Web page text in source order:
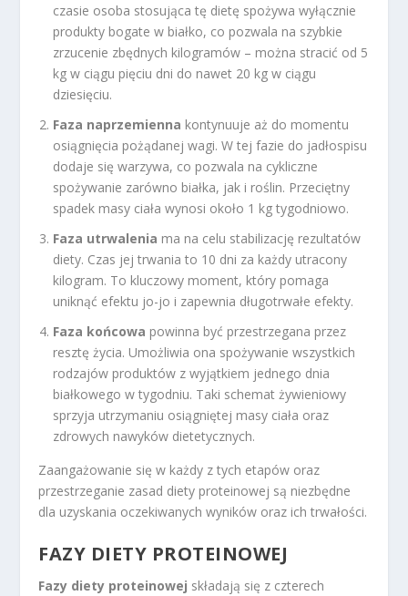
czasie osoba stosująca tę dietę spożywa wyłącznie
produkty bogate w białko, co pozwala na szybkie
zrzucenie zbędnych kilogramów – można stracić od 5
kg w ciągu pięciu dni do nawet 20 kg w ciągu
dziesięciu.
Faza naprzemienna kontynuuje aż do momentu
osiągnięcia pożądanej wagi. W tej fazie do jadłospisu
dodaje się warzywa, co pozwala na cykliczne
spożywanie zarówno białka, jak i roślin. Przeciętny
spadek masy ciała wynosi około 1 kg tygodniowo.
Faza utrwalenia ma na celu stabilizację rezultatów
diety. Czas jej trwania to 10 dni za każdy utracony
kilogram. To kluczowy moment, który pomaga
uniknąć efektu jo-jo i zapewnia długotrwałe efekty.
Faza końcowa powinna być przestrzegana przez
resztę życia. Umożliwia ona spożywanie wszystkich
rodzajów produktów z wyjątkiem jednego dnia
białkowego w tygodniu. Taki schemat żywieniowy
sprzyja utrzymaniu osiągniętej masy ciała oraz
zdrowych nawyków dietetycznych.
Zaangażowanie się w każdy z tych etapów oraz
przestrzeganie zasad diety proteinowej są niezbędne
dla uzyskania oczekiwanych wyników oraz ich trwałości.
FAZY DIETY PROTEINOWEJ
Fazy diety proteinowej składają się z czterech